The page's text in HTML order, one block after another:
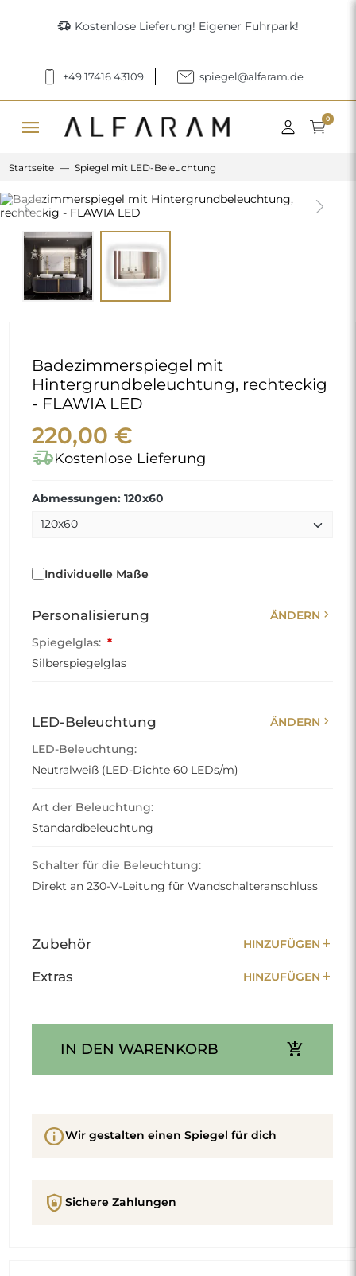
delivery_truck_speed Kostenlose Lieferung! Eigener Fuhrpark!
+49 17416 43109 spiegel@alfaram.de
menu 0
Startseite Spiegel mit LED-Beleuchtung
Previous Next
Badezimmerspiegel mit
Hintergrundbeleuchtung, rechteckig
- FLAWIA LED
220,00 €
delivery_truck_speedKostenlose Lieferung
Abmessungen: 120x60
Individuelle Maße
Personalisierung ÄNDERN chevron_right
Spiegelglas: *
Silberspiegelglas
LED-Beleuchtung ÄNDERN chevron_right
LED-Beleuchtung:
Neutralweiß (LED-Dichte 60 LEDs/m)
Art der Beleuchtung:
Standardbeleuchtung
Schalter für die Beleuchtung:
Direkt an 230-V-Leitung für Wandschalteranschluss
Zubehör HINZUFÜGEN add
Extras HINZUFÜGEN add
IN DEN WARENKORB add_shopping_cart
infoWir gestalten einen Spiegel für dich
shield_lock Sichere Zahlungen